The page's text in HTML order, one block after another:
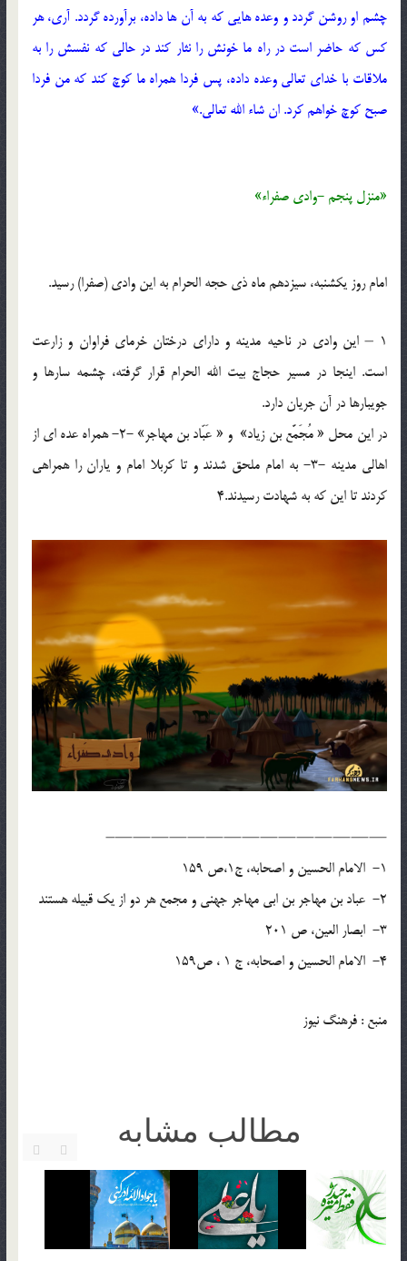
چشم او روشن گردد و وعده هایی که به آن ها داده، برآورده گردد. آری، هر
کس که حاضر است در راه ما خونش را نثار کند در حالی که نفسش را به
ملاقات با خدای تعالی وعده داده، پس فردا همراه ما کوچ کند که من فردا
صبح کوچ خواهم کرد. ان شاء الله تعالی.»
«منزل پنجم -وادی صفراء»
امام روز یکشنبه، سیزدهم ماه ذی حجه الحرام به این وادی (صفرا) رسید.
1 – این وادی در ناحیه مدینه و دارای درختان خرمای فراوان و زارعت
است. اینجا در مسیر حجاج بیت الله الحرام قرار گرفته، چشمه سارها و
جویبارها در آن جریان دارد.
در این محل « مُجَمَّع بن زیاد» و « عَبّاد بن مهاجر» -2- همراه عده ای از
اهالی مدینه -3- به امام ملحق شدند و تا کربلا امام و یاران را همراهی
کردند تا این که به شهادت رسیدند.4
———————————————–
1- الامام الحسین و اصحابه، ج1،ص 159
2- عباد بن مهاجر بن ابی مهاجر جهنی و مجمع هر دو از یک قبیله هستند
3- ابصار العین، ص 201
4- الامام الحسین و اصحابه، ج 1 ، ص159
منبع : فرهنگ نیوز
مطالب مشابه